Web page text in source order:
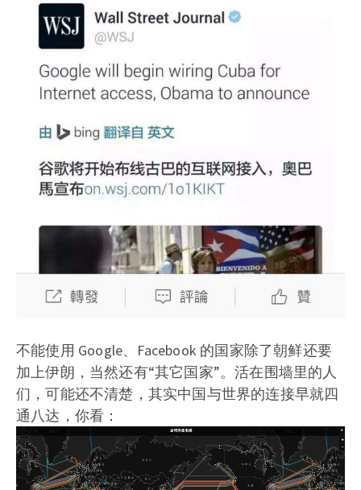
不能使用 Google、Facebook 的国家除了朝鲜还要
加上伊朗，当然还有“其它国家”。活在围墙里的人
们，可能还不清楚，其实中国与世界的连接早就四
通八达，你看：